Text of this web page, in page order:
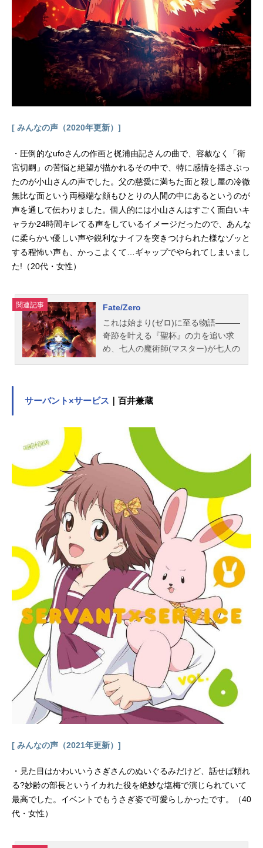
節2002秋アニメ(C)岸本斉史スコット
／集英社・テレビ東京・ぴえろ『NA
RUTO-ナルト-』公式サイト『NARU
TO-ナルト-』公式Twitter 「NARUTO
-ナルト-」のグッズを探す動画配信情
報【PR】※本ページは動画配信サー
ビスのプロモーションが含まれてい
ます。※詳細や最新の配信情...
[ みんなの声（2020年更新）]
・圧倒的なufoさんの作画と梶浦由記さんの曲で、容赦なく「衛
宮切嗣」の苦悩と絶望が描かれるその中で、特に感情を揺さぶっ
たのが小山さんの声でした。父の慈愛に満ちた面と殺し屋の冷徹
無比な面という両極端な顔もひとりの人間の中にあるというのが
声を通して伝わりました。個人的には小山さんはすごく面白いキ
ャラか24時間キレてる声をしているイメージだったので、あんな
に柔らかい優しい声や鋭利なナイフを突きつけられた様なゾッと
する程怖い声も、かっこよくて…ギャップでやられてしまいまし
た!（20代・女性）
関連記事
Fate/Zero
これは始まり(ゼロ)に至る物語―――
奇跡を叶える『聖杯』の力を追い求
め、七人の魔術師(マスター)が七人の
び)、決着を先送りにされたその闘争
される。それぞれに勝利への悲願を
託し、冬木と呼ばれる戦場へと馳せ
参じる魔術師たち。だがその中でた
だ独り、己の戦いに意味を見出せな
い男がいた。彼の名は――言峰綺
礼。運命の導きを解せぬまま、綺礼
は迷い、問い続ける。なぜ令呪がこ
の自分に授けられたのか、と。だが
戦いの運命は、やがて綺礼を一人の
宿敵と巡り合わせることになる。そ
れが――衛宮切嗣。誰よりも苛烈
に、誰よりも容赦なく、奇跡の聖杯
を求め欲する男だった。作品名Fate/
Zero放送形態TVアニメシリーズFate
シリーズスケジュール第1クール：20
11年9月30日（金）～2011年12月23
日（金）第2クール：2012年4月6日
（金）～2012年6月23日（金）TOKY
OMXほか話数全25話キャスト衛宮切
嗣：小山力也セイバー：川澄綾子ア
イリスフィール：大原さやか遠坂時
臣：速水奨アーチャー：関智一言峰
綺礼：中田譲治アサシン：阿部彬名
ケイネス・エルメロイ・アーチボル
サーバント×サービス ｜百井兼蔵
[ みんなの声（2021年更新）]
・見た目はかわいいうさぎさんのぬいぐるみだけど、話せば頼れ
る?妙齢の部長というイカれた役を絶妙な塩梅で演じられていて
最高でした。イベントでもうさぎ姿で可愛らしかったです。（40
代・女性）